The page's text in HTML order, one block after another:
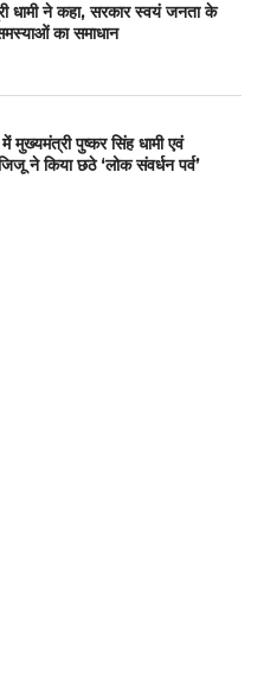
धामी ने कहा, सरकार स्वयं जनता के
का समाधान
मुख्यमंत्री पुष्कर सिंह धामी एवं
ने किया छठे ‘लोक संवर्धन पर्व’